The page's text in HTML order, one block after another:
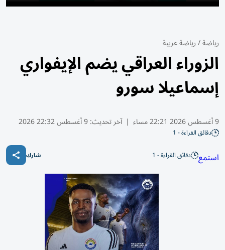
رياضة/رياضة عربية
الزوراء العراقي يضم الإيفواري
إسماعيلا سورو
9 أغسطس 2026 22:21 مساء | آخر تحديث:9 أغسطس 22:32 2026
دقائق القراءة - 1
استمع دقائق القراءة - 1 شارك